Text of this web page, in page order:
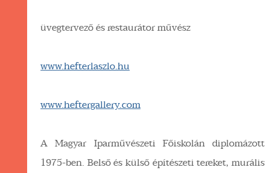
üvegtervező és restaurátor művész
www.hefterlaszlo.hu
www.heftergallery.com
A Magyar Iparművészeti Főiskolán diplomázott
1975-ben. Belső és külső építészeti tereket, murális